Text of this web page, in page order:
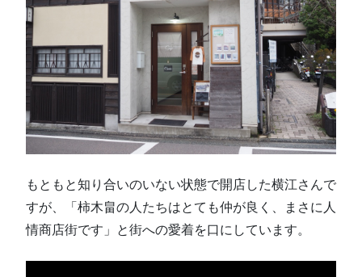
もともと知り合いのいない状態で開店した横江さんで
すが、「柿木畠の人たちはとても仲が良く、まさに人
情商店街です」と街への愛着を口にしています。